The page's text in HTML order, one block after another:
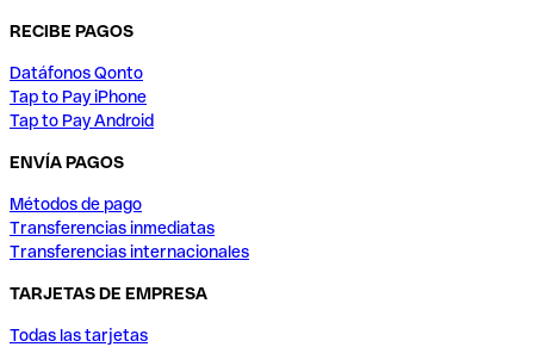
RECIBE PAGOS
Datáfonos Qonto
Tap to Pay iPhone
Tap to Pay Android
ENVÍA PAGOS
Métodos de pago
Transferencias inmediatas
Transferencias internacionales
TARJETAS DE EMPRESA
Todas las tarjetas